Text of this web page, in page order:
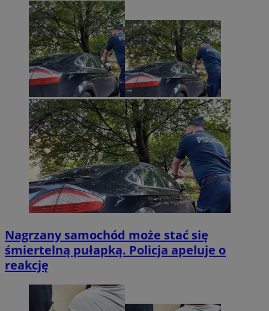
Nagrzany samochód może stać się
śmiertelną pułapką. Policja apeluje o
reakcję